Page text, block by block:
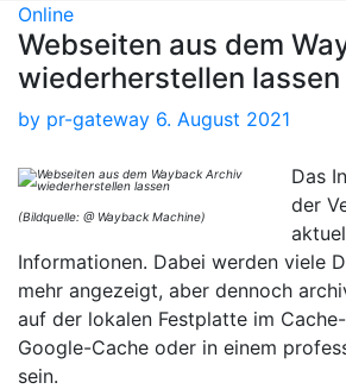
Online
Webseiten aus dem
wiederherstellen lassen
by pr-gateway 6. August 2021
(Bildquelle: @ Wayback Machine)
Das
der
Informationen. Dabei werden viele
mehr angezeigt, aber dennoch
auf der lokalen Festplatte im
Google-Cache oder in einem
sein.